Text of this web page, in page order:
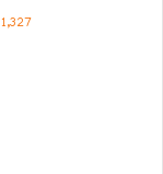
1,327